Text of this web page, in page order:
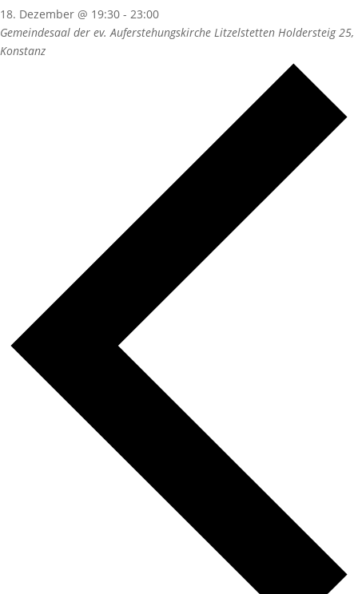
18. Dezember @ 19:30 - 23:00
Gemeindesaal der ev. Auferstehungskirche Litzelstetten Holdersteig 25,
Konstanz